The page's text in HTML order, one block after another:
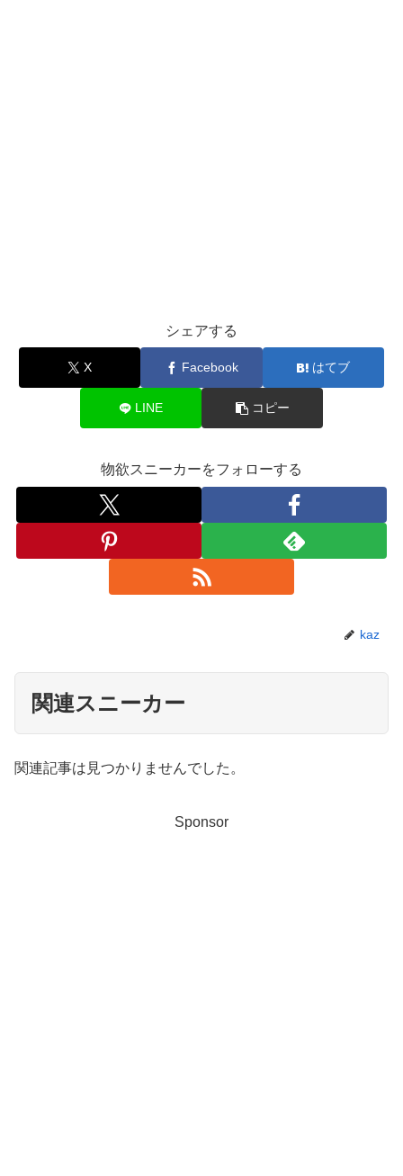
シェアする
X Facebook はてブ
LINE コピー
物欲スニーカーをフォローする
kaz
関連スニーカー
関連記事は見つかりませんでした。
Sponsor